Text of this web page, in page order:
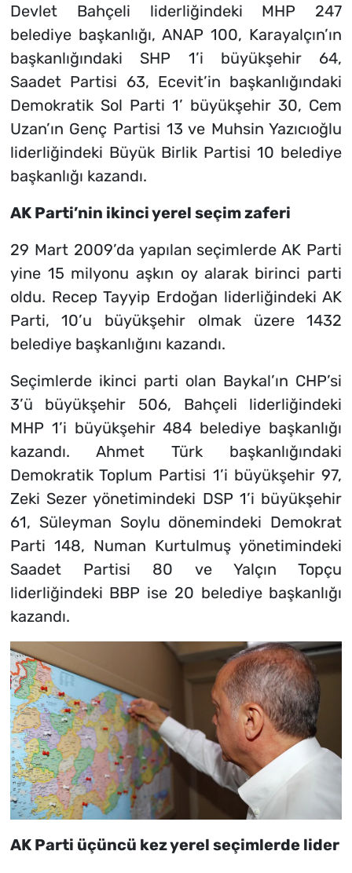
Devlet Bahçeli liderliğindeki MHP 247
belediye başkanlığı, ANAP 100, Karayalçın’ın
başkanlığındaki SHP 1’i büyükşehir 64,
Saadet Partisi 63, Ecevit’in başkanlığındaki
Demokratik Sol Parti 1’ büyükşehir 30, Cem
Uzan’ın Genç Partisi 13 ve Muhsin Yazıcıoğlu
liderliğindeki Büyük Birlik Partisi 10 belediye
başkanlığı kazandı.
AK Parti’nin ikinci yerel seçim zaferi
29 Mart 2009’da yapılan seçimlerde AK Parti
yine 15 milyonu aşkın oy alarak birinci parti
oldu. Recep Tayyip Erdoğan liderliğindeki AK
Parti, 10’u büyükşehir olmak üzere 1432
belediye başkanlığını kazandı.
Seçimlerde ikinci parti olan Baykal’ın CHP’si
3’ü büyükşehir 506, Bahçeli liderliğindeki
MHP 1’i büyükşehir 484 belediye başkanlığı
kazandı. Ahmet Türk başkanlığındaki
Demokratik Toplum Partisi 1’i büyükşehir 97,
Zeki Sezer yönetimindeki DSP 1’i büyükşehir
61, Süleyman Soylu dönemindeki Demokrat
Parti 148, Numan Kurtulmuş yönetimindeki
Saadet Partisi 80 ve Yalçın Topçu
liderliğindeki BBP ise 20 belediye başkanlığı
kazandı.
AK Parti üçüncü kez yerel seçimlerde lider